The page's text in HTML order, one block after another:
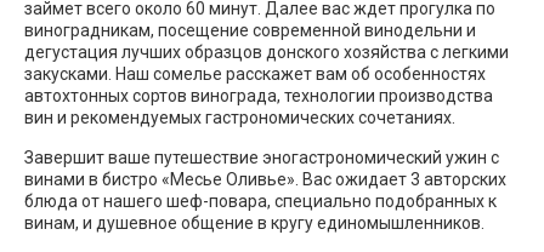
займет всего около 60 минут. Далее вас ждет прогулка по
виноградникам, посещение современной винодельни и
дегустация лучших образцов донского хозяйства с легкими
закусками. Наш сомелье расскажет вам об особенностях
автохтонных сортов винограда, технологии производства
вин и рекомендуемых гастрономических сочетаниях.
Завершит ваше путешествие эногастрономический ужин с
винами в бистро «Месье Оливье». Вас ожидает 3 авторских
блюда от нашего шеф-повара, специально подобранных к
винам, и душевное общение в кругу единомышленников.